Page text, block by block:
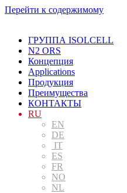
Перейти к содержимому
ГРУППА ISOLCELL
N2 ORS
Концепция
Applications
Продукция
Преимущества
КОНТАКТЫ
RU
EN
DE
IT
ES
FR
NO
NL